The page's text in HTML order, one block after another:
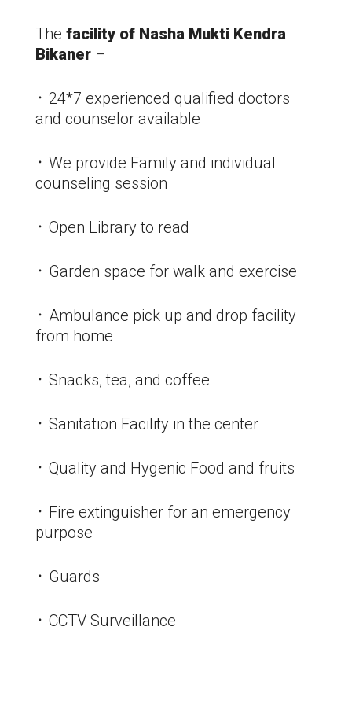
The facility of Nasha Mukti Kendra
Bikaner –
᛫ 24*7 experienced qualified doctors
and counselor available
᛫ We provide Family and individual
counseling session
᛫ Open Library to read
᛫ Garden space for walk and exercise
᛫ Ambulance pick up and drop facility
from home
᛫ Snacks, tea, and coffee
᛫ Sanitation Facility in the center
᛫ Quality and Hygenic Food and fruits
᛫ Fire extinguisher for an emergency
purpose
᛫ Guards
᛫ CCTV Surveillance